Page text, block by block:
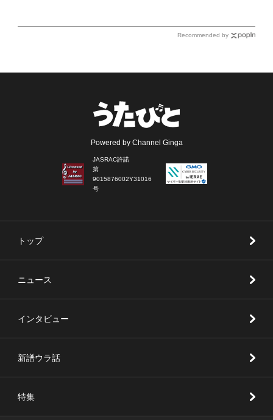
Recommended by
Powered by Channel Ginga
JASRAC許諾
第
9015876002Y31016
号
トップ
ニュース
インタビュー
新譜ウラ話
特集